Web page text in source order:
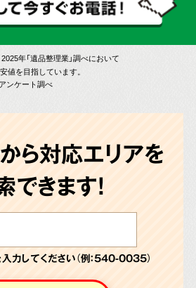
年「遺品整理業」調べにおいて
値を目指しています。
ンケート調べ
から対応エリアを
できます!
力してください（例：540-0035）